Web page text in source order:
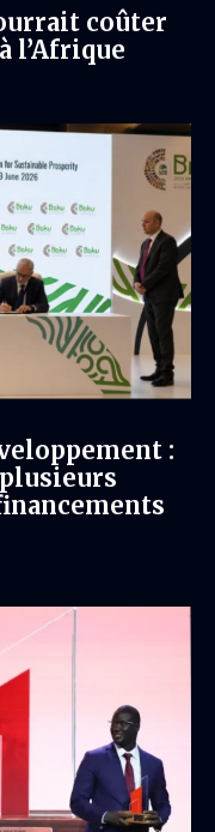
coûter
l’Afrique
:
plusieurs